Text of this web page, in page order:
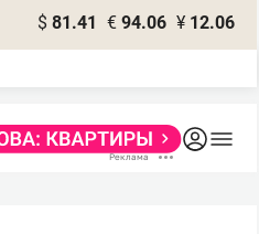
$ 81.41 € 94.06 ¥ 12.06